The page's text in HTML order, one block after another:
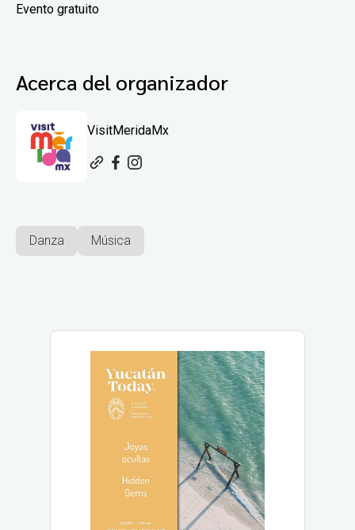
Evento gratuito
Acerca del organizador
VisitMeridaMx
Danza Música